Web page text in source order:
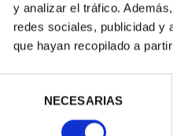
y analizar el tráfico.
redes sociales, publicidad y
que hayan recopilado a
consentimiento
NECESARIAS
CAPITALES